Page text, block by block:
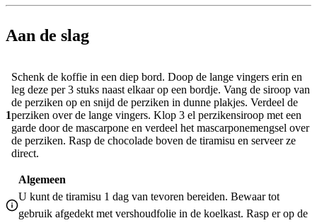
Aan de slag
1
Schenk de koffie in een diep bord. Doop de lange vingers erin en
leg deze per 3 stuks naast elkaar op een bordje. Vang de siroop van
de perziken op en snijd de perziken in dunne plakjes. Verdeel de
perziken over de lange vingers. Klop 3 el perzikensiroop met een
garde door de mascarpone en verdeel het mascarponemengsel over
de perziken. Rasp de chocolade boven de tiramisu en serveer ze
direct.
Algemeen
U kunt de tiramisu 1 dag van tevoren bereiden. Bewaar tot
gebruik afgedekt met vershoudfolie in de koelkast. Rasp er op de